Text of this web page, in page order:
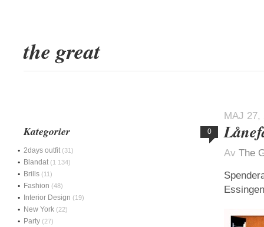
the great
MAJ 27,
0
Av The
Kategorier
2days outfit (31)
Blandat (1 134)
Brills (11)
Fashion (48)
Interior Design (19)
New York (22)
Party (27)